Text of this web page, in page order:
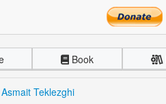
Book
Asmait Teklezghi